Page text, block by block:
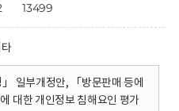
13499
」 일부개정안, 「방문판매 등에
대한 개인정보 침해요인 평가